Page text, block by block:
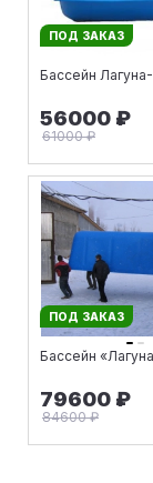
ПОД ЗАКАЗ
Бассейн
56000 ₽
61000 ₽
ПОД ЗАКАЗ
Бассейн
79600 ₽
84600 ₽